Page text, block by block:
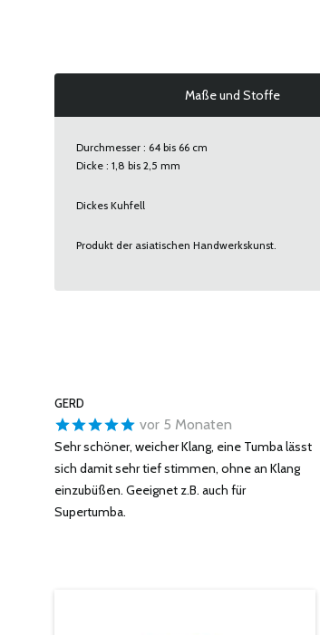
Maße und Stoffe
Durchmesser : 64 bis 66 cm
Dicke : 1,8 bis 2,5 mm
Dickes Kuhfell
Produkt der asiatischen Handwerkskunst.
GERD
vor 5 Monaten
Sehr schöner, weicher Klang, eine Tumba lässt
sich damit sehr tief stimmen, ohne an Klang
einzubüßen. Geeignet z.B. auch für
Supertumba.